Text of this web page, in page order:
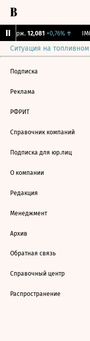
Бирж. 12,081 +0,76%↑
Ситуация на
Подписка
Реклама
РФРИТ
Справочник компаний
Подписка для юр.лиц
О компании
Редакция
Менеджмент
Архив
Обратная связь
Справочный центр
Распространение